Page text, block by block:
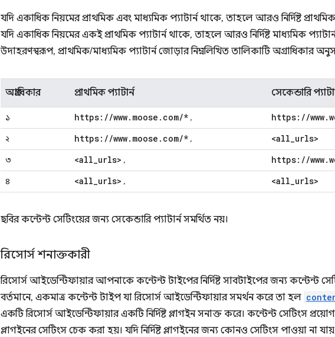
যদি একাধিক নিয়মের প্রাথমিক এবং মাধ্যমিক প্যাটার্ন থাকে, তাহলে আরও নির্দিষ্ট প্রাথমিক
যদি একাধিক নিয়মের একই প্রাথমিক প্যাটার্ন থাকে, তাহলে আরও নির্দিষ্ট মাধ্যমিক
উদাহরণস্বরূপ, প্রাথমিক/মাধ্যমিক প্যাটার্ন জোড়ার নিম্নলিখিত তালিকাটি অগ্রাধিকার
অগ্রাধিকার প্রাথমিক প্যাটার্ন সেকেন্ডারি
১ https: //www. moose . com/* , https: //www.
২ https: //www. moose . com/* , <all_urls>
৩ <all_urls> , https: //www.
৪ <all_urls> , <all_urls>
ছবির কন্টেন্ট সেটিংয়ের জন্য সেকেন্ডারি প্যাটার্ন সমর্থিত নয়।
রিসোর্স শনাক্তকারী
রিসোর্স আইডেন্টিফায়ার আপনাকে কন্টেন্ট টাইপের নির্দিষ্ট সাবটাইপের জন্য কন্টেন্ট
বর্তমানে, একমাত্র কন্টেন্ট টাইপ যা রিসোর্স আইডেন্টিফায়ার সমর্থন করে তা হল
একটি রিসোর্স আইডেন্টিফায়ার একটি নির্দিষ্ট প্লাগইন সনাক্ত করে। কন্টেন্ট সেটিংস প্রয়োগ
প্লাগইনের সেটিংস চেক করা হয়। যদি নির্দিষ্ট প্লাগইনের জন্য কোনও সেটিংস পাওয়া না